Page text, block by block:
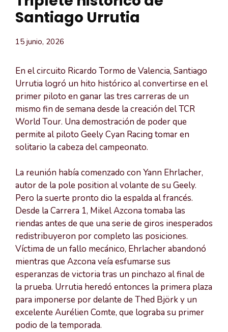
Santiago Urrutia
15 junio, 2026
En el circuito Ricardo Tormo de Valencia, Santiago
Urrutia logró un hito histórico al convertirse en el
primer piloto en ganar las tres carreras de un
mismo fin de semana desde la creación del TCR
World Tour. Una demostración de poder que
permite al piloto Geely Cyan Racing tomar en
solitario la cabeza del campeonato.
La reunión había comenzado con Yann Ehrlacher,
autor de la pole position al volante de su Geely.
Pero la suerte pronto dio la espalda al francés.
Desde la Carrera 1, Mikel Azcona tomaba las
riendas antes de que una serie de giros inesperados
redistribuyeron por completo las posiciones.
Víctima de un fallo mecánico, Ehrlacher abandonó
mientras que Azcona veía esfumarse sus
esperanzas de victoria tras un pinchazo al final de
la prueba. Urrutia heredó entonces la primera plaza
para imponerse por delante de Thed Björk y un
excelente Aurélien Comte, que lograba su primer
podio de la temporada.